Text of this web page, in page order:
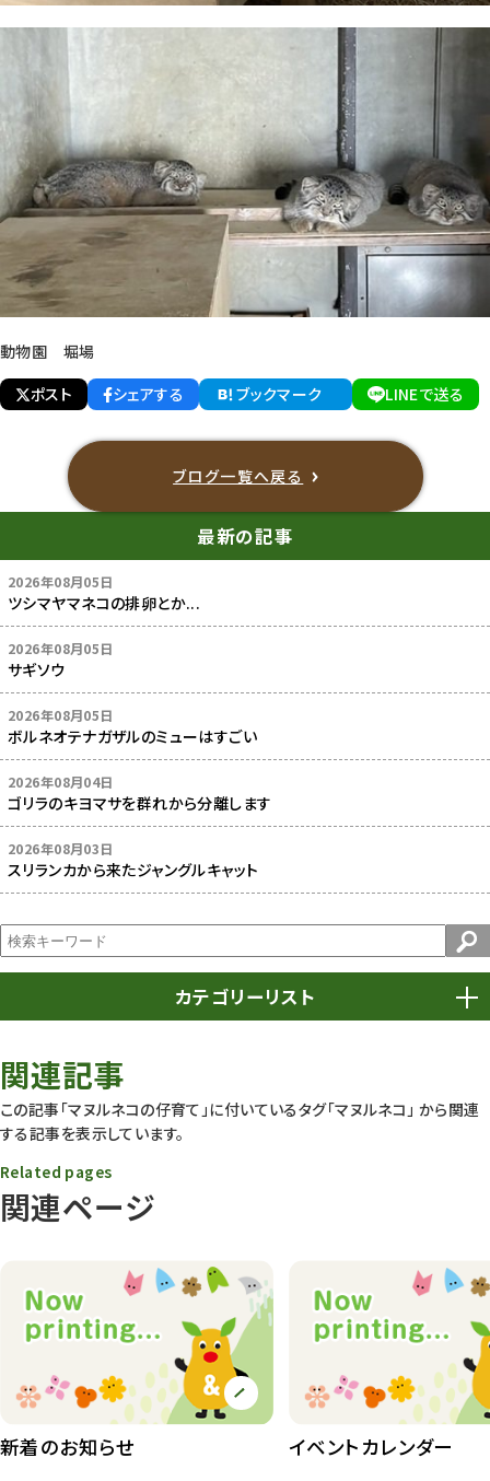
動物園 堀場
ポスト
シェアする ブックマーク LINEで送る
ブログ一覧へ戻る
最新の記事
2026年08月05日
ツシマヤマネコの排卵とか...
2026年08月05日
サギソウ
2026年08月05日
ボルネオテナガザルのミューはすごい
2026年08月04日
ゴリラのキヨマサを群れから分離します
2026年08月03日
スリランカから来たジャングルキャット
カテゴリーリスト
動物園
動物園長のZooコラム
動物園その他
407
植物園長の庭
植物園 その他 423
83
関連記事
この記事「マヌルネコの仔育て」に付いているタグ「マヌルネコ」 から関連
する記事を表示しています。
関連ページ
Related pages
新着のお知らせ イベントカレンダー